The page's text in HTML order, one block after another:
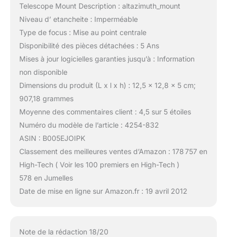
Telescope Mount Description : altazimuth_mount
Niveau d’ etancheite : Imperméable
Type de focus : Mise au point centrale
Disponibilité des pièces détachées : 5 Ans
Mises à jour logicielles garanties jusqu’à : Information
non disponible
Dimensions du produit (L x l x h) : 12,5 x 12,8 x 5 cm;
907,18 grammes
Moyenne des commentaires client : 4,5 sur 5 étoiles
Numéro du modèle de l’article : 4254-832
ASIN : B005EJOIPK
Classement des meilleures ventes d’Amazon : 178 757 en
High-Tech ( Voir les 100 premiers en High-Tech )
578 en Jumelles
Date de mise en ligne sur Amazon.fr : 19 avril 2012
Note de la rédaction 18/20